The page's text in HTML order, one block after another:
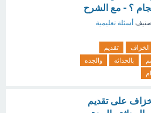
؟ - مع الشرح
أسئلة تعليمية
الخزاف
تقديم
بالحداثه
والجده
على تقديم